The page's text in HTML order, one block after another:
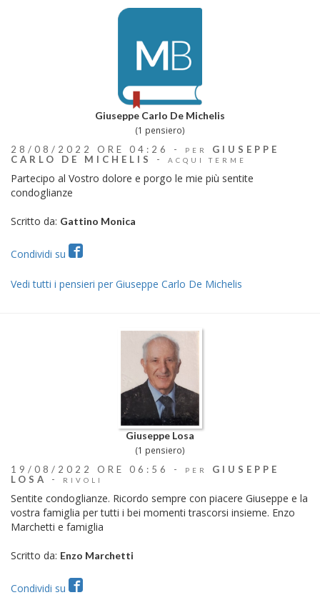
Giuseppe Carlo De Michelis
(1 pensiero)
28/08/2022 ORE 04:26 - PER
GIUSEPPE
CARLO DE MICHELIS
- ACQUI TERME
Partecipo al Vostro dolore e porgo le mie più sentite
condoglianze
Scritto da: Gattino Monica
Condividi su
Vedi tutti i pensieri per Giuseppe Carlo De Michelis
Giuseppe Losa
(1 pensiero)
19/08/2022 ORE 06:56 - PER
GIUSEPPE
LOSA
- RIVOLI
Sentite condoglianze. Ricordo sempre con piacere Giuseppe e la
vostra famiglia per tutti i bei momenti trascorsi insieme. Enzo
Marchetti e famiglia
Scritto da: Enzo Marchetti
Condividi su